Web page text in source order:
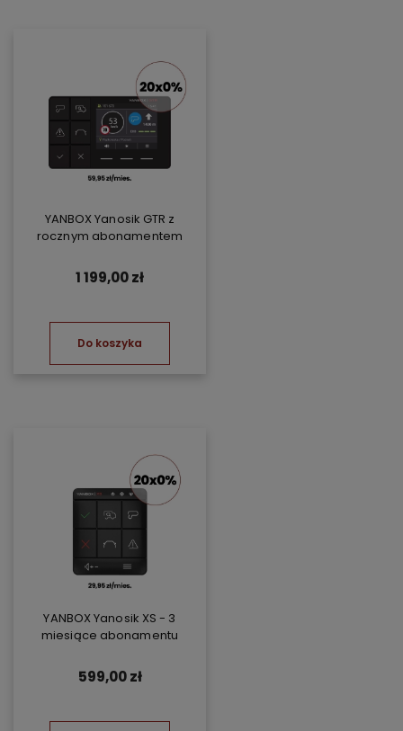
YANBOX Yanosik GTR z
rocznym abonamentem
1 199,00 zł
Do koszyka
YANBOX Yanosik XS - 3
miesiące abonamentu
599,00 zł